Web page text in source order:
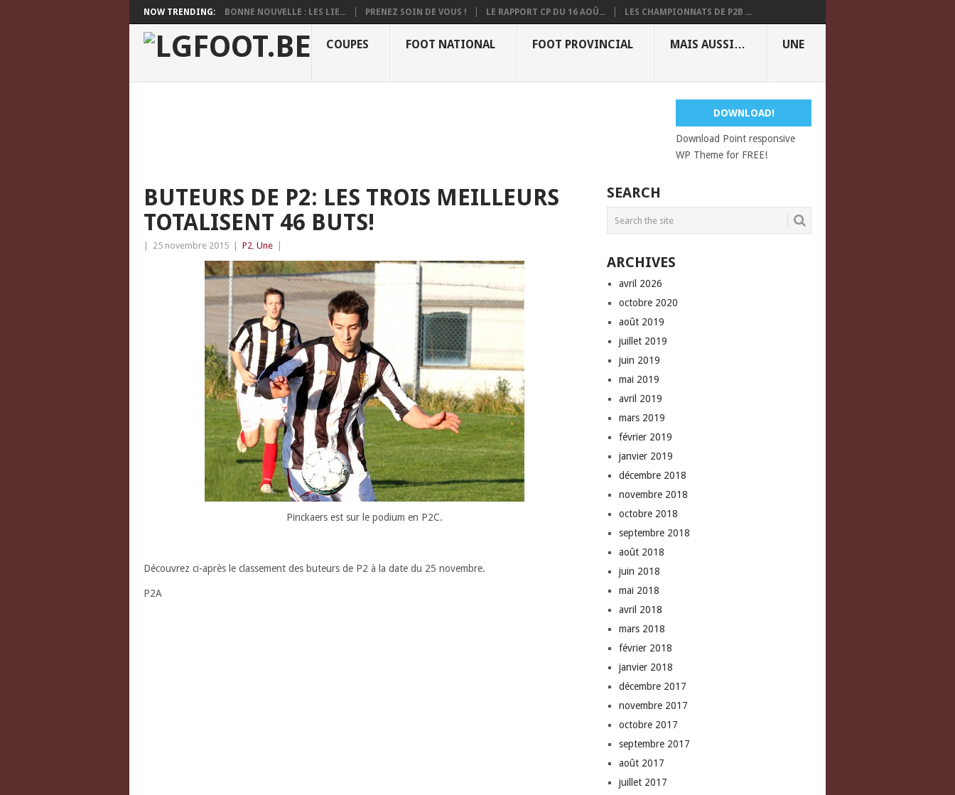
NOW TRENDING: BONNE NOUVELLE : LES LIE... PRENEZ SOIN DE VOUS ! LE RAPPORT CP DU 16 AOÛ... LES CHAMPIONNATS DE P2B ...
COUPES FOOT NATIONAL FOOT PROVINCIAL MAIS AUSSI… UNE
DOWNLOAD!
Download Point responsive
WP Theme for FREE!
BUTEURS DE P2: LES TROIS MEILLEURS
TOTALISENT 46 BUTS!
25 novembre 2015 P2, Une
Pinckaers est sur le podium en P2C.
Découvrez ci-après le classement des buteurs de P2 à la date du 25 novembre.
P2A
SEARCH
ARCHIVES
avril 2026
octobre 2020
août 2019
juillet 2019
juin 2019
mai 2019
avril 2019
mars 2019
février 2019
janvier 2019
décembre 2018
novembre 2018
octobre 2018
septembre 2018
août 2018
juin 2018
mai 2018
avril 2018
mars 2018
février 2018
janvier 2018
décembre 2017
novembre 2017
octobre 2017
septembre 2017
août 2017
juillet 2017